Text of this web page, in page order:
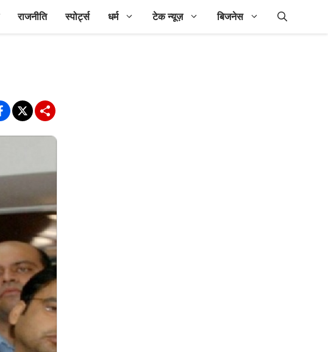
राजनीति स्पोर्ट्स धर्म टेक न्यूज़ बिजनेस